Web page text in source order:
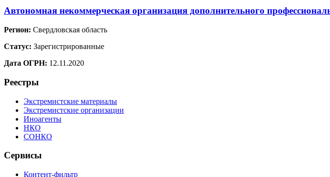
Автономная некоммерческая организация дополнительного
Регион: Свердловская область
Статус: Зарегистрированные
Дата ОГРН: 12.11.2020
Реестры
Экстремистские материалы
Экстремистские организации
Иноагенты
НКО
СОНКО
Сервисы
Контент-фильтр